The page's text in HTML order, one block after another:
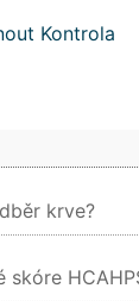
Kontrola
krve?
skóre